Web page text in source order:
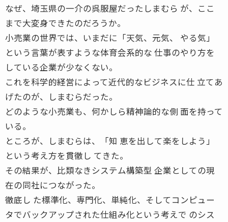
なぜ、埼玉県の一介の呉服屋だったしまむら が、ここ
まで大変身できたのだろうか。
小売業の世界では、いまだに「天気、元気、 やる気」
という言葉が表すような体育会系的な 仕事のやり方を
している企業が少なくない。
これを科学的経営によって近代的なビジネスに仕 立てあ
げたのが、しまむらだった。
どのような小売業も、何かしら精神論的な側 面を持って
いる。
ところが、しまむらは、「知 恵を出して楽をしよう」
という考え方を貫徹し てきた。
その結果が、比類なきシステム構築型 企業としての現
在の同社につながった。
徹底し た標準化、専門化、単純化、そしてコンピュー
タでバックアップされた仕組み化という考えで のシス